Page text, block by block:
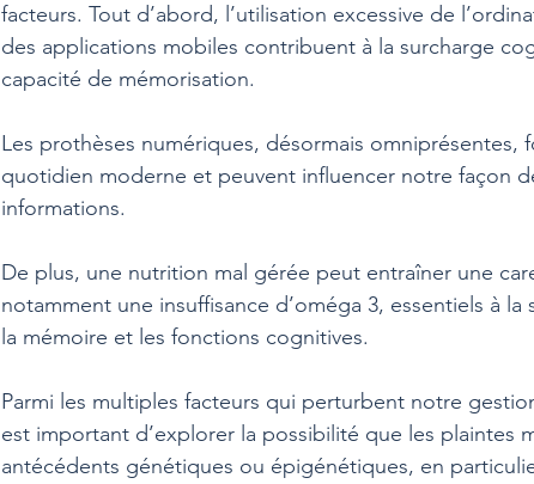
facteurs. Tout d’abord, l’utilisation excessive de
des applications mobiles contribuent à la surcharge
capacité de mémorisation.
Les prothèses numériques, désormais
quotidien moderne et peuvent influencer notre façon
informations.
De plus, une nutrition mal gérée peut entraîner une
notamment une insuffisance d’oméga 3, essentiels à
la mémoire et les fonctions cognitives.
Parmi les multiples facteurs qui perturbent notre
est important d’explorer la possibilité que les plaintes
antécédents génétiques ou épigénétiques, en